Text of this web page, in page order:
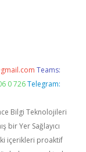
Teams:
0 726 Telegram:
Bilgi Teknolojileri
bir Yer Sağlayıcı
içerikleri proaktif